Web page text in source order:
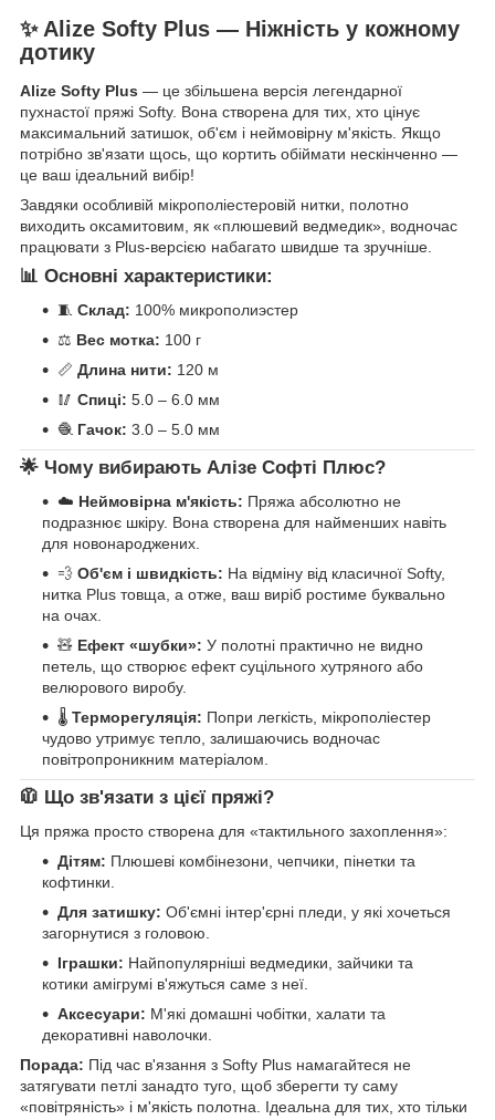
✨ Alize Softy Plus — Ніжність у кожному
дотику
Alize Softy Plus — це збільшена версія легендарної
пухнастої пряжі Softy. Вона створена для тих, хто цінує
максимальний затишок, об'єм і неймовірну м'якість. Якщо
потрібно зв'язати щось, що кортить обіймати нескінченно —
це ваш ідеальний вибір!
Завдяки особливій мікрополіестеровій нитки, полотно
виходить оксамитовим, як «плюшевий ведмедик», водночас
працювати з Plus-версією набагато швидше та зручніше.
📊 Основні характеристики:
🧵 Склад: 100% микрополиэстер
⚖️ Вес мотка: 100 г
📏 Длина нити: 120 м
🥢 Спиці: 5.0 – 6.0 мм
🧶 Гачок: 3.0 – 5.0 мм
🌟 Чому вибирають Алізе Софті Плюс?
☁️ Неймовірна м'якість: Пряжа абсолютно не
подразнює шкіру. Вона створена для найменших навіть
для новонароджених.
💨 Об'єм і швидкість: На відміну від класичної Softy,
нитка Plus товща, а отже, ваш виріб ростиме буквально
на очах.
🧸 Ефект «шубки»: У полотні практично не видно
петель, що створює ефект суцільного хутряного або
велюрового виробу.
🌡️ Терморегуляція: Попри легкість, мікрополіестер
чудово утримує тепло, залишаючись водночас
повітропроникним матеріалом.
🧥 Що зв'язати з цієї пряжі?
Ця пряжа просто створена для «тактильного захоплення»:
Дітям: Плюшеві комбінезони, чепчики, пінетки та
кофтинки.
Для затишку: Об'ємні інтер'єрні пледи, у які хочеться
загорнутися з головою.
Іграшки: Найпопулярніші ведмедики, зайчики та
котики амігрумі в'яжуться саме з неї.
Аксесуари: М'які домашні чобітки, халати та
декоративні наволочки.
Порада: Під час в'язання з Softy Plus намагайтеся не
затягувати петлі занадто туго, щоб зберегти ту саму
«повітряність» і м'якість полотна. Ідеальна для тих, хто тільки